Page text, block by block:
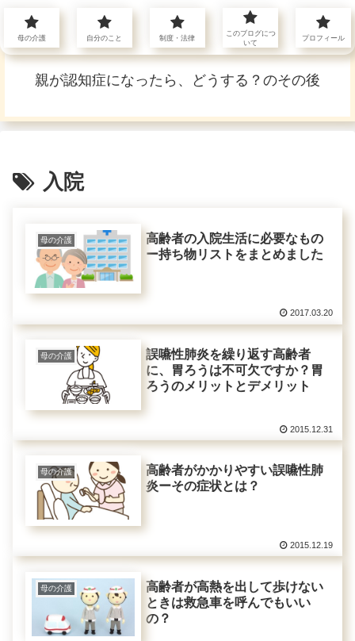
介護のこと〜自分のこと
親が認知症になったら、どうする？のその後
入院
母の介護
高齢者の入院生活に必要なもの
ー持ち物リストをまとめました
2017.03.20
母の介護
誤嚥性肺炎を繰り返す高齢者
に、胃ろうは不可欠ですか？胃
ろうのメリットとデメリット
2015.12.31
母の介護
高齢者がかかりやすい誤嚥性肺
炎ーその症状とは？
2015.12.19
母の介護
高齢者が高熱を出して歩けない
ときは救急車を呼んでもいい
の？
母の介護 自分のこと 制度・法律
このブログにつ
いて
プロフィール